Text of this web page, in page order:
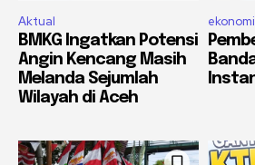
Aktual
BMKG Ingatkan Potensi
Angin Kencang Masih
Melanda Sejumlah
Wilayah di Aceh
ekonomi